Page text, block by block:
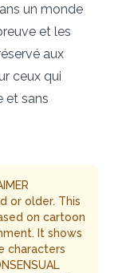
un monde
et les
aux
ceux qui
et sans
or older. This
on cartoon
It shows
characters